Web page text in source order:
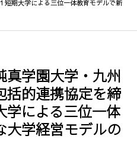
短期大学による三位一体教育モデルで新
真学園大学・九州
括的連携協定を締
学による三位一体
大学経営モデルの